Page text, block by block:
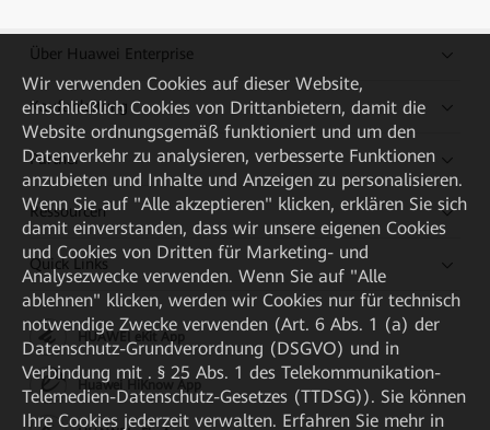
Über Huawei Enterprise
Kaufanleitung
Partner
Ressourcen
Quick Links
HUAWEI eKit App
Huawei HiKnow App
Wir verwenden Cookies auf dieser Website,
einschließlich Cookies von Drittanbietern, damit die
Website ordnungsgemäß funktioniert und um den
Datenverkehr zu analysieren, verbesserte Funktionen
anzubieten und Inhalte und Anzeigen zu personalisieren.
Wenn Sie auf "Alle akzeptieren" klicken, erklären Sie sich
damit einverstanden, dass wir unsere eigenen Cookies
und Cookies von Dritten für Marketing- und
Analysezwecke verwenden. Wenn Sie auf "Alle
ablehnen" klicken, werden wir Cookies nur für technisch
notwendige Zwecke verwenden (Art. 6 Abs. 1 (a) der
Datenschutz-Grundverordnung (DSGVO) und in
Verbindung mit . § 25 Abs. 1 des Telekommunikation-
Telemedien-Datenschutz-Gesetzes (TTDSG)). Sie können
Ihre Cookies jederzeit verwalten. Erfahren Sie mehr in